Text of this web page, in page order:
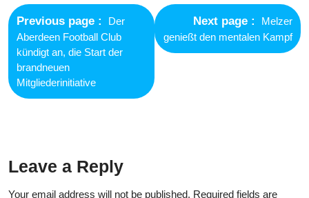
Previous page
Previous
post:
Der
Aberdeen Football Club
kündigt an, die Start der
brandneuen
Mitgliederinitiative
Next page
Next
post:
Melzer
genießt den mentalen Kampf
Leave a Reply
Your email address will not be published. Required fields are